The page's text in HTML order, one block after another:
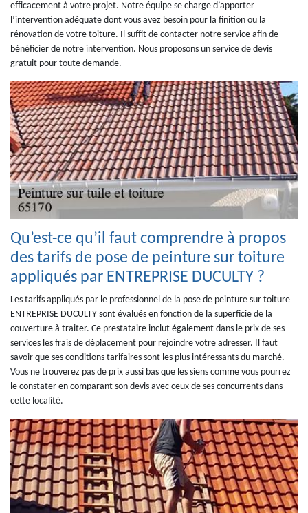
efficacement à votre projet. Notre équipe se charge d’apporter
l’intervention adéquate dont vous avez besoin pour la finition ou la
rénovation de votre toiture. Il suffit de contacter notre service afin de
bénéficier de notre intervention. Nous proposons un service de devis
gratuit pour toute demande.
Qu’est-ce qu’il faut comprendre à propos
des tarifs de pose de peinture sur toiture
appliqués par ENTREPRISE DUCULTY ?
Les tarifs appliqués par le professionnel de la pose de peinture sur toiture
ENTREPRISE DUCULTY sont évalués en fonction de la superficie de la
couverture à traiter. Ce prestataire inclut également dans le prix de ses
services les frais de déplacement pour rejoindre votre adresser. Il faut
savoir que ses conditions tarifaires sont les plus intéressants du marché.
Vous ne trouverez pas de prix aussi bas que les siens comme vous pourrez
le constater en comparant son devis avec ceux de ses concurrents dans
cette localité.